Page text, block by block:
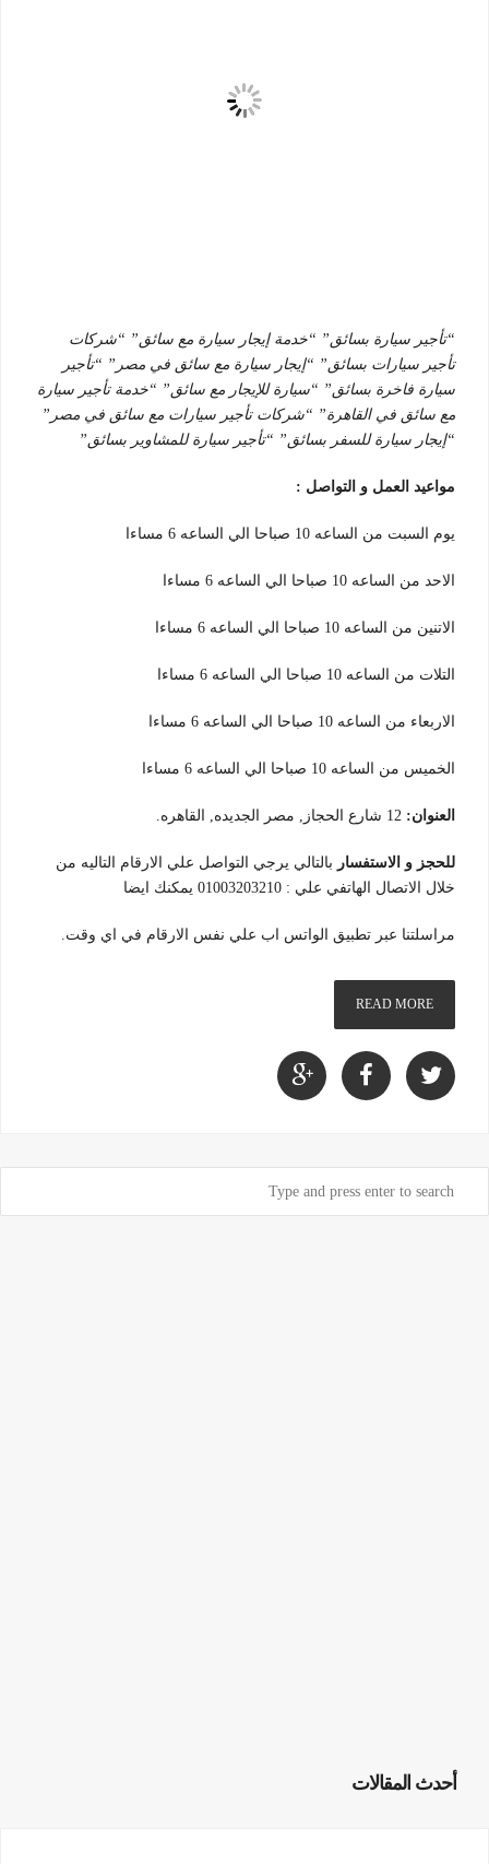
“تأجير سيارة بسائق” “خدمة إيجار سيارة مع سائق” “شركات
تأجير سيارات بسائق” “إيجار سيارة مع سائق في مصر” “تأجير
سيارة فاخرة بسائق” “سيارة للإيجار مع سائق” “خدمة تأجير سيارة
مع سائق في القاهرة” “شركات تأجير سيارات مع سائق في مصر”
“إيجار سيارة للسفر بسائق” “تأجير سيارة للمشاوير بسائق”
مواعيد العمل و التواصل :
يوم السبت من الساعه 10 صباحا الي الساعه 6 مساءا
الاحد من الساعه 10 صباحا الي الساعه 6 مساءا
الاتنين من الساعه 10 صباحا الي الساعه 6 مساءا
التلات من الساعه 10 صباحا الي الساعه 6 مساءا
الاربعاء من الساعه 10 صباحا الي الساعه 6 مساءا
الخميس من الساعه 10 صباحا الي الساعه 6 مساءا
العنوان:
للحجز و الاستفسار بالتالي يرجي التواصل علي الارقام التاليه من
خلال الاتصال الهاتفي علي : 01003203210 يمكنك ايضا
مراسلتنا عبر تطبيق الواتس اب علي نفس الارقام في اي وقت.
READ MORE
أحدث المقالات